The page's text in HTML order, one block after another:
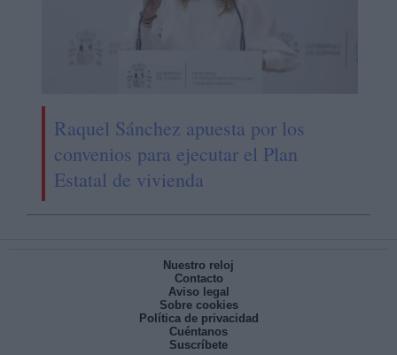
Raquel Sánchez apuesta por los
convenios para ejecutar el Plan
Estatal de vivienda
Nuestro reloj
Contacto
Aviso legal
Sobre cookies
Política de privacidad
Cuéntanos
Suscríbete